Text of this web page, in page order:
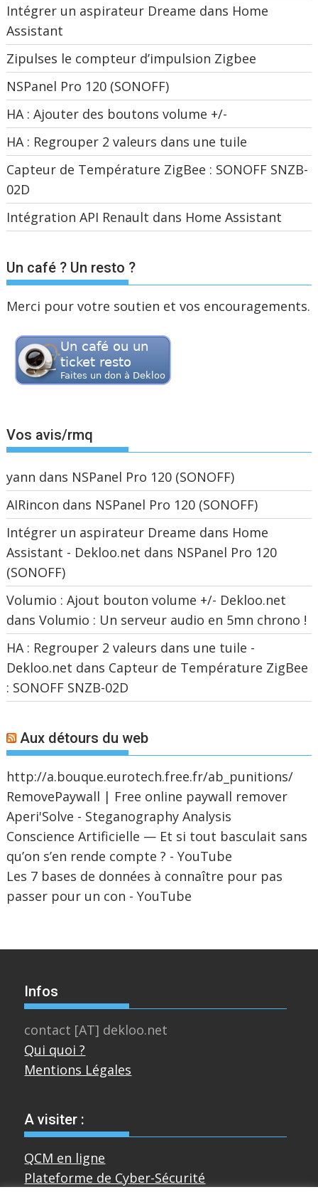
Intégrer un aspirateur Dreame dans Home
Assistant
Zipulses le compteur d’impulsion Zigbee
NSPanel Pro 120 (SONOFF)
HA : Ajouter des boutons volume +/-
HA : Regrouper 2 valeurs dans une tuile
Capteur de Température ZigBee : SONOFF SNZB-
02D
Intégration API Renault dans Home Assistant
Un café ? Un resto ?
Merci pour votre soutien et vos encouragements.
Vos avis/rmq
yann dans NSPanel Pro 120 (SONOFF)
AIRincon dans NSPanel Pro 120 (SONOFF)
Intégrer un aspirateur Dreame dans Home
Assistant - Dekloo.net dans NSPanel Pro 120
(SONOFF)
Volumio : Ajout bouton volume +/- Dekloo.net
dansVolumio : Un serveur audio en 5mn chrono !
HA : Regrouper 2 valeurs dans une tuile -
Dekloo.net dans Capteur de Température ZigBee
: SONOFF SNZB-02D
Aux détours du web
http://a.bouque.eurotech.free.fr/ab_punitions/
RemovePaywall | Free online paywall remover
Aperi'Solve - Steganography Analysis
Conscience Artificielle — Et si tout basculait sans
qu’on s’en rende compte ? - YouTube
Les 7 bases de données à connaître pour pas
passer pour un con - YouTube
Infos
contact [AT] dekloo.net
Qui quoi ?
Mentions Légales
A visiter :
QCM en ligne
Plateforme de Cyber-Sécurité